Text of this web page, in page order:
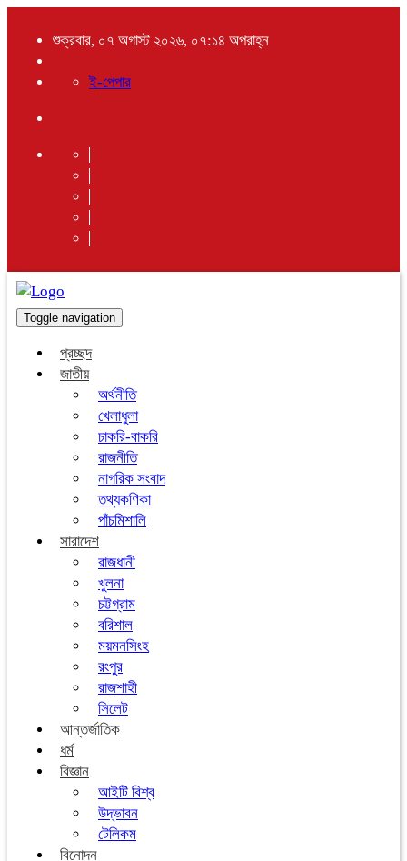
শুক্রবার, ০৭ অগাস্ট ২০২৬, ০৭:১৪ অপরাহ্ন
ই-পেপার
Toggle navigation
প্রচ্ছদ
জাতীয়
অর্থনীতি
খেলাধুলা
চাকরি-বাকরি
রাজনীতি
নাগরিক সংবাদ
তথ্যকণিকা
পাঁচমিশালি
সারাদেশ
রাজধানী
খুলনা
চট্টগ্রাম
বরিশাল
ময়মনসিংহ
রংপুর
রাজশাহী
সিলেট
আন্তর্জাতিক
ধর্ম
বিজ্ঞান
আইটি বিশ্ব
উদ্ভাবন
টেলিকম
বিনোদন